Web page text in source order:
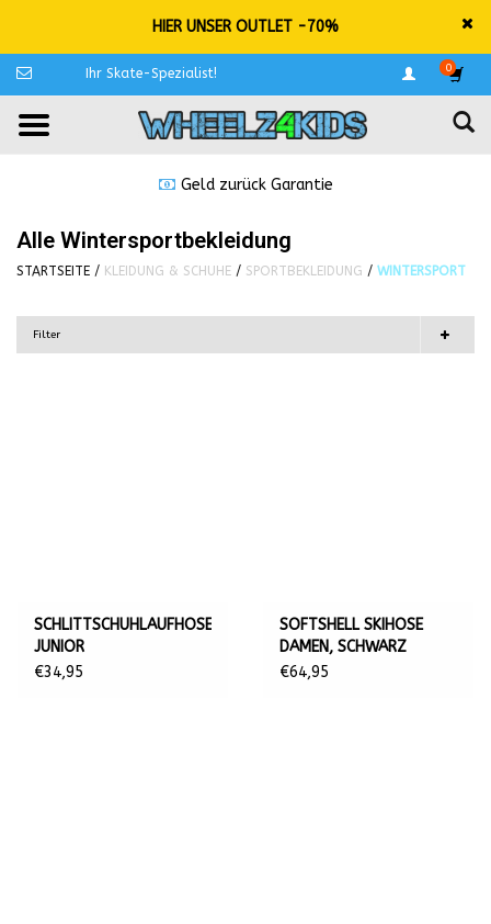
HIER UNSER OUTLET -70%
Ihr Skate-Spezialist! 0
Geld zurück Garantie
Alle Wintersportbekleidung
STARTSEITE / KLEIDUNG & SCHUHE / SPORTBEKLEIDUNG / WINTERSPORT
Filter
SCHLITTSCHUHLAUFHOSE,
JUNIOR
€34,95
SOFTSHELL SKIHOSE
DAMEN, SCHWARZ
€64,95